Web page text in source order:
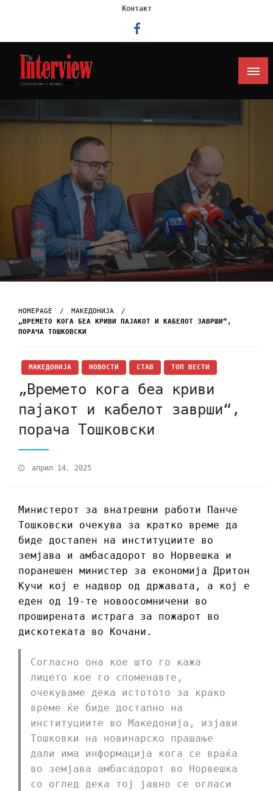
Контакт
Интервју
HOMEPAGE
МАКЕДОНИЈА
„ВРЕМЕТО КОГА БЕА КРИВИ ПАЈАКОТ И КАБЕЛОТ ЗАВРШИ“,
ПОРАЧА ТОШКОВСКИ
МАКЕДОНИЈА НОВОСТИ СТАВ ТОП ВЕСТИ
„Времето кога беа криви
пајакот и кабелот заврши“,
порача Тошковски
април 14, 2025
Министерот за внатрешни работи Панче
Тошковски очекува за кратко време да
биде достапен на институциите во
земјава и амбасадорот во Норвешка и
поранешен министер за економија Дритон
Кучи кој е надвор од државата, а кој е
еден од 19-те новоосомничени во
проширената истрага за пожарот во
дискотеката во Кочани.
Согласно она кое што го кажа
лицето кое го споменавте,
очекуваме дека истотото за крако
време ќе биде достапно на
институциите во Македонија, изјави
Тошковки на новинарско прашање
дали има информација кога се враќа
во земјава амбасадорот во Норвешка
со оглед дека тој јавно се огласи